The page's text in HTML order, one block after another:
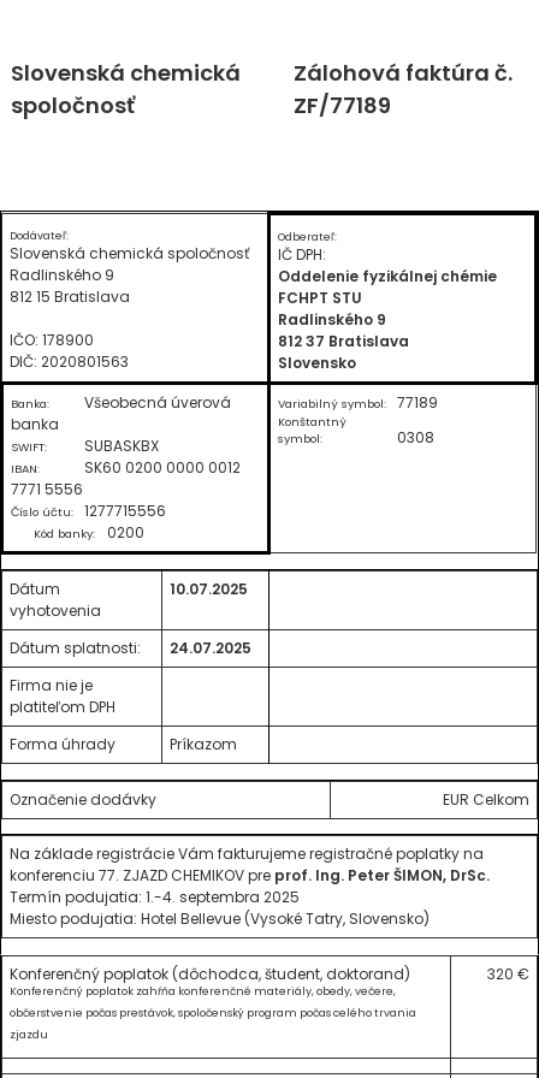
to
content
Slovenská chemická
spoločnosť
Zálohová faktúra č.
ZF/77189
Dodávateľ:
Slovenská chemická spoločnosť
Radlinského 9
812 15 Bratislava
IČO: 178900
DIČ: 2020801563
Odberateľ:
IČ DPH:
Oddelenie fyzikálnej chémie
FCHPT STU
Radlinského 9
812 37 Bratislava
Slovensko
Banka:
Všeobecná úverová
banka
SWIFT: SUBASKBX
IBAN:
SK60 0200 0000 0012
7771 5556
Číslo účtu: 1277715556
Kód banky: 0200
Variabilný symbol: 77189
Konštantný
symbol:
0308
Dátum
vyhotovenia
10.07.2025
Dátum splatnosti:
24.07.2025
Firma nie je
platiteľom DPH
Forma úhrady
Príkazom
Označenie dodávky EUR Celkom
Na základe registrácie Vám fakturujeme registračné poplatky na
konferenciu 77. ZJAZD CHEMIKOV pre prof. Ing. Peter ŠIMON, DrSc.
Termín podujatia: 1.-4. septembra 2025
Miesto podujatia: Hotel Bellevue (Vysoké Tatry, Slovensko)
Konferenčný poplatok (dôchodca, študent, doktorand)
Konferenčný poplatok zahŕňa konferenčné materiály, obedy, večere,
občerstvenie počas prestávok, spoločenský program počas celého trvania
zjazdu
320 €